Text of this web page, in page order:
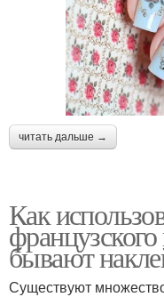
читать дальше →
Как
бывают
Существуют